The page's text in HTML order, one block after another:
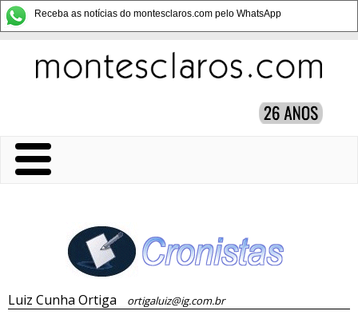
Receba as notícias do montesclaros.com pelo WhatsApp
Luiz Cunha Ortiga
ortigaluiz@ig.com.br